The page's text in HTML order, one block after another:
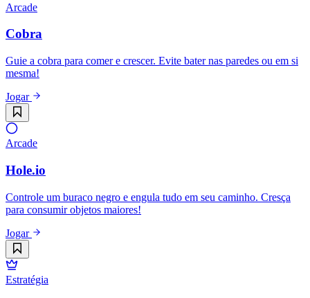
Arcade
Cobra
Guie a cobra para comer e crescer. Evite bater nas paredes ou em si
mesma!
Jogar
Arcade
Hole.io
Controle um buraco negro e engula tudo em seu caminho. Cresça
para consumir objetos maiores!
Jogar
Estratégia